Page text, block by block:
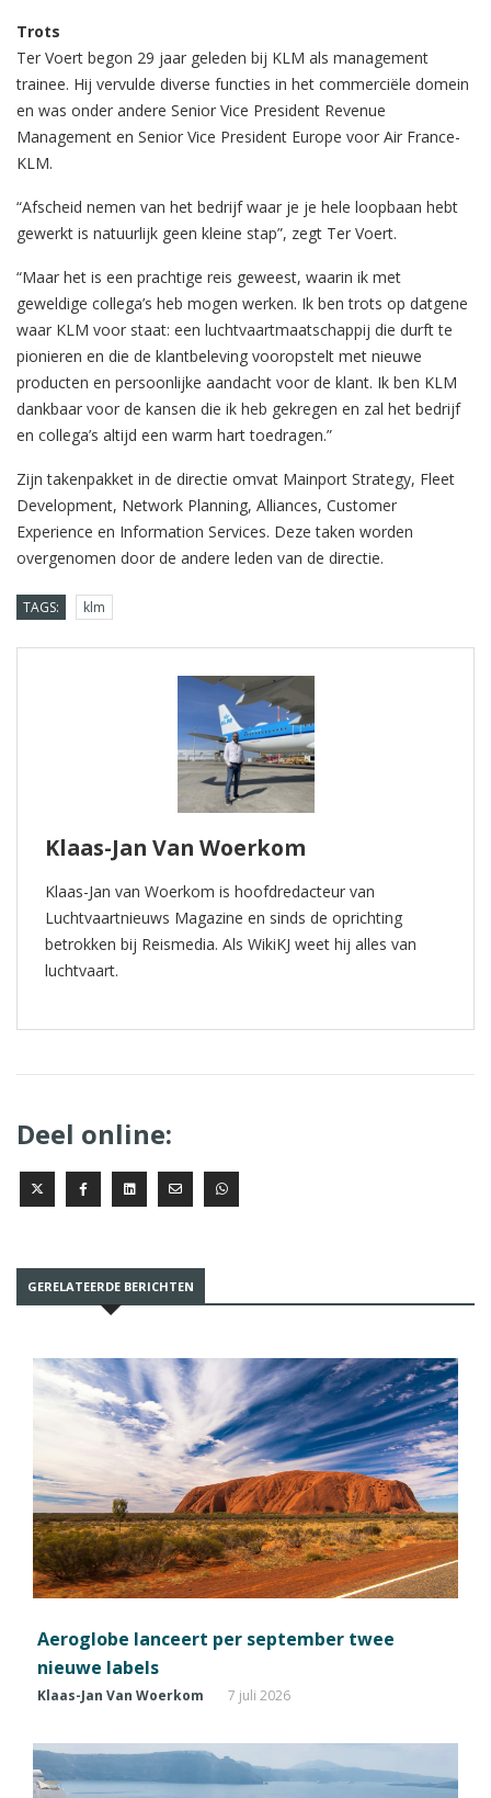
Trots
Ter Voert begon 29 jaar geleden bij KLM als management
trainee. Hij vervulde diverse functies in het commerciële domein
en was onder andere Senior Vice President Revenue
Management en Senior Vice President Europe voor Air France-
KLM.
“Afscheid nemen van het bedrijf waar je je hele loopbaan hebt
gewerkt is natuurlijk geen kleine stap”, zegt Ter Voert.
“Maar het is een prachtige reis geweest, waarin ik met
geweldige collega’s heb mogen werken. Ik ben trots op datgene
waar KLM voor staat: een luchtvaartmaatschappij die durft te
pionieren en die de klantbeleving vooropstelt met nieuwe
producten en persoonlijke aandacht voor de klant. Ik ben KLM
dankbaar voor de kansen die ik heb gekregen en zal het bedrijf
en collega’s altijd een warm hart toedragen.”
Zijn takenpakket in de directie omvat Mainport Strategy, Fleet
Development, Network Planning, Alliances, Customer
Experience en Information Services. Deze taken worden
overgenomen door de andere leden van de directie.
TAGS: klm
Klaas-Jan Van Woerkom
Klaas-Jan van Woerkom is hoofdredacteur van
Luchtvaartnieuws Magazine en sinds de oprichting
betrokken bij Reismedia. Als WikiKJ weet hij alles van
luchtvaart.
Deel online:
GERELATEERDE BERICHTEN
Aeroglobe lanceert per september twee
nieuwe labels
Klaas-Jan Van Woerkom 7 juli 2026